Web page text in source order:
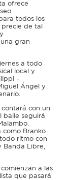
ofrece
todos los
de tal
gran
a todo
local y
–
Ángel y
contará con un
baile seguirá
como Branko
ritmo con
Banda Libre,
a las
que pasará